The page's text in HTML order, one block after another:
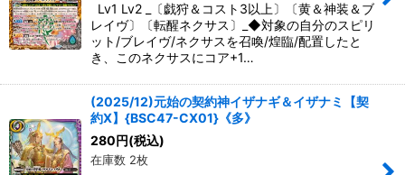
Lv1 Lv2 _〔戯狩＆コスト3以上〕〔黄＆神装＆ブ
レイヴ〕〔転醒ネクサス〕_◆対象の自分のスピリ
ット/ブレイヴ/ネクサスを召喚/煌臨/配置したと
き、このネクサスにコア+1…
(2025/12)元始の契約神イザナギ＆イザナミ【契
約X】{BSC47-CX01}《多》
280円(税込)
在庫数 2枚